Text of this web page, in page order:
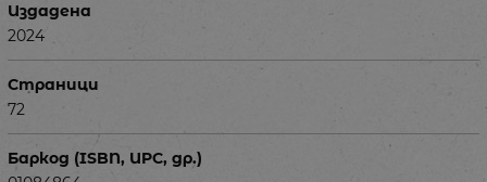
Издадена
2024
Страници
72
Баркод (ISBN, UPC, др.)